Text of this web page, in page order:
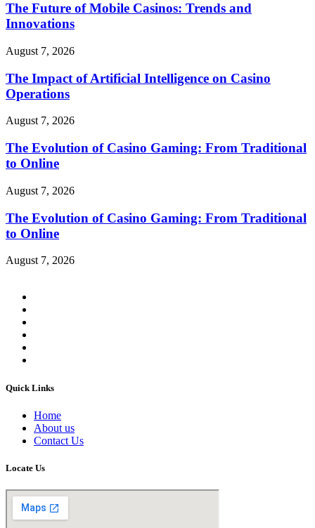
The Future of Mobile Casinos: Trends and
Innovations
August 7, 2026
The Impact of Artificial Intelligence on Casino
Operations
August 7, 2026
The Evolution of Casino Gaming: From Traditional
to Online
August 7, 2026
The Evolution of Casino Gaming: From Traditional
to Online
August 7, 2026
Quick Links
Home
About us
Contact Us
Locate Us